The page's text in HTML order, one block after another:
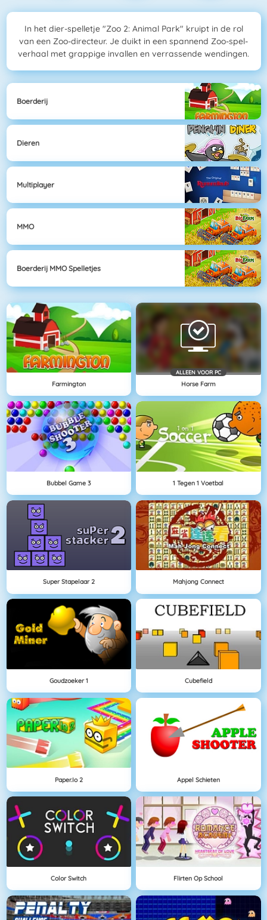
In het dier-spelletje "Zoo 2: Animal Park" kruipt in de rol
van een Zoo-directeur. Je duikt in een spannend Zoo-spel-
verhaal met grappige invallen en verrassende wendingen.
Boerderij
Dieren
Multiplayer
MMO
Boerderij MMO Spelletjes
Farmington
ALLEEN VOOR PC
Horse Farm
Bubbel Game 3 1 Tegen 1 Voetbal
Super Stapelaar 2 Mahjong Connect
Goudzoeker 1 Cubefield
Paper.io 2 Appel Schieten
Color Switch Flirten Op School